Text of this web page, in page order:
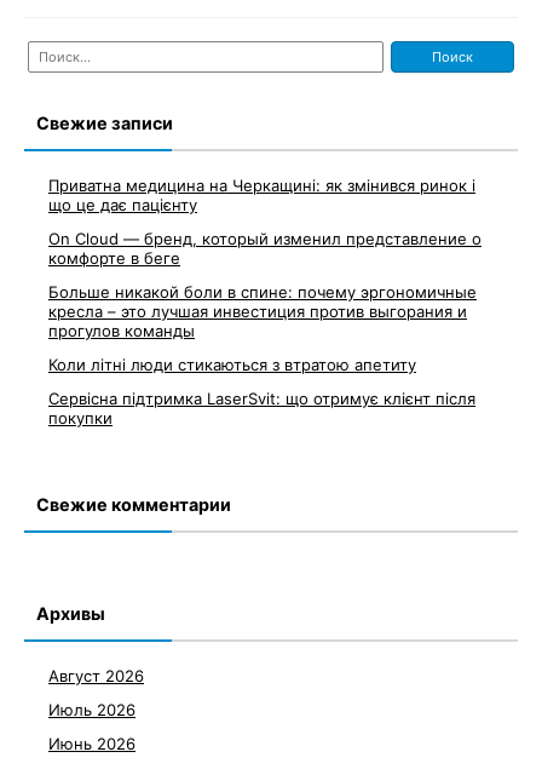
Найти:
Свежие записи
Приватна медицина на Черкащині: як змінився ринок і
що це дає пацієнту
On Cloud — бренд, который изменил представление о
комфорте в беге
Больше никакой боли в спине: почему эргономичные
кресла – это лучшая инвестиция против выгорания и
прогулов команды
Коли літні люди стикаються з втратою апетиту
Сервісна підтримка LaserSvit: що отримує клієнт після
покупки
Свежие комментарии
Архивы
Август 2026
Июль 2026
Июнь 2026